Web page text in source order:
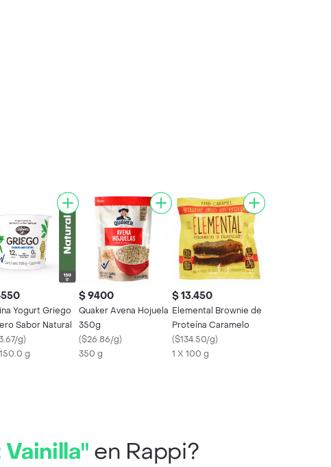
Yogurt Griego
Sabor Natural
g)
g
$ 9400
Quaker Avena Hojuela
350g
($26.86/g)
350 g
$ 13.450
Elemental Brownie de
Proteína Caramelo
($134.50/g)
1 X 100 g
en Rappi?